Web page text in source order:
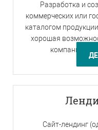
Разработка и
коммерческих или
каталогом
хорошая
компании и
Сайт-лендинг